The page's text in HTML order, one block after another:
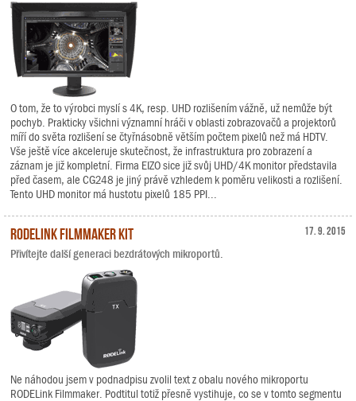
O tom, že to výrobci myslí s 4K, resp. UHD rozlišením vážně, už nemůže být
pochyb. Prakticky všichni významní hráči v oblasti zobrazovačů a projektorů
míří do světa rozlišení se čtyřnásobně větším počtem pixelů než má HDTV.
Vše ještě více akceleruje skutečnost, že infrastruktura pro zobrazení a
záznam je již kompletní. Firma EIZO sice již svůj UHD/4K monitor představila
před časem, ale CG248 je jiný právě vzhledem k poměru velikosti a rozlišení.
Tento UHD monitor má hustotu pixelů 185 PPI...
17. 9. 2015
RODELink Filmmaker Kit
Přivítejte další generaci bezdrátových mikroportů.
Ne náhodou jsem v podnadpisu zvolil text z obalu nového mikroportu
RODELink Filmmaker. Podtitul totiž přesně vystihuje, co se v tomto segmentu